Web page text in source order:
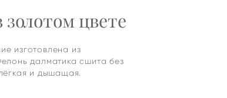
цвете
изготовлена из
далматика сшита без
и дышащая.